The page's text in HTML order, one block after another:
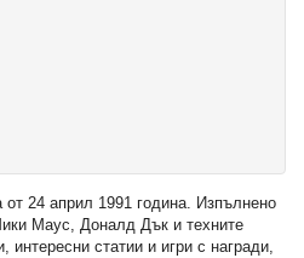
24 април 1991 година. Изпълнено
Маус, Доналд Дък и техните
интересни статии и игри с награди,